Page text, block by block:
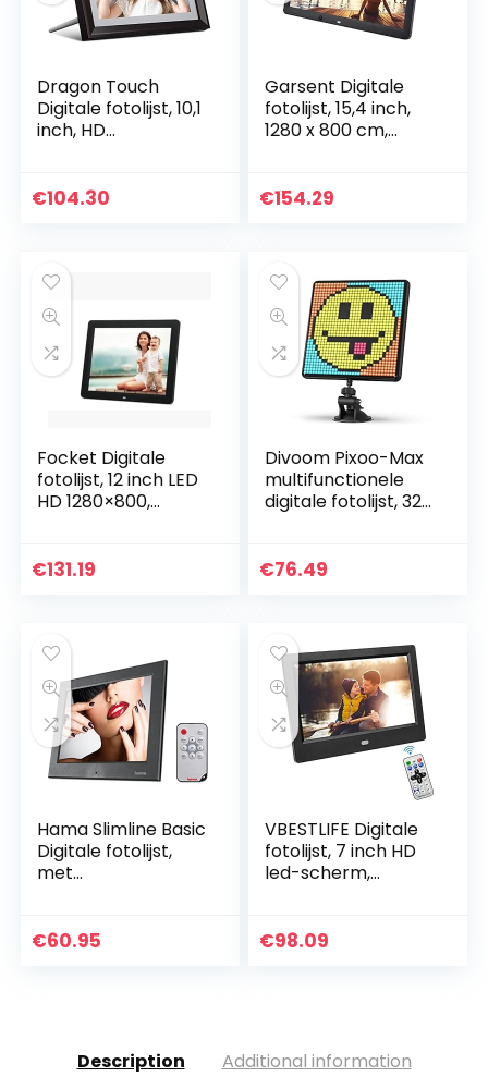
Dragon Touch
Digitale fotolijst, 10,1
inch, HD
OS 1280 x 800 IPS-
€104.30
Garsent Digitale
fotolijst, 15,4 inch,
1280 x 800 cm,
bewegingssensor,
€154.29
Focket Digitale
fotolijst, 12 inch LED
HD 1280×800,
met
€131.19
Divoom Pixoo-Max
multifunctionele
digitale fotolijst, 32
pixeltype LED-
€76.49
Hama Slimline Basic
Digitale fotolijst,
met
€60.95
VBESTLIFE Digitale
fotolijst, 7 inch HD
led-scherm,
MP3/MP4
€98.09
Description Additional information